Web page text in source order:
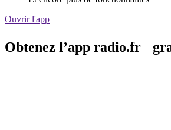
Ouvrir l'app
Obtenez l’app radio.fr